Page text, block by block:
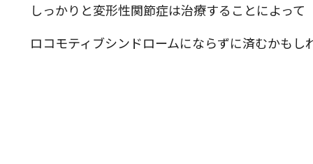
しっかりと変形性関節症は治療することによって
ロコモティブシンドロームにならずに済むかもし